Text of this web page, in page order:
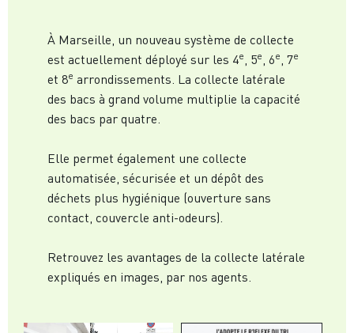
À Marseille, un nouveau système de collecte
est actuellement déployé sur les 4e , 5e , 6e , 7e
et 8e arrondissements. La collecte latérale
des bacs à grand volume multiplie la capacité
des bacs par quatre.
Elle permet également une collecte
automatisée, sécurisée et un dépôt des
déchets plus hygiénique (ouverture sans
contact, couvercle anti-odeurs).
Retrouvez les avantages de la collecte latérale
expliqués en images, par nos agents.